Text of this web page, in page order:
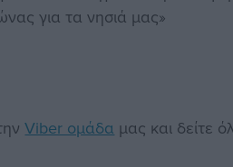
για τα νησιά μας»
Viber ομάδα μας και δείτε